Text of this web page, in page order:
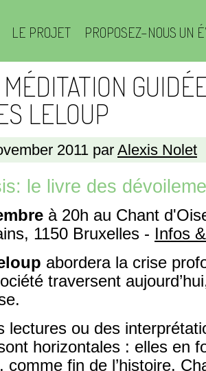
LE PROJET PROPOSEZ-NOUS UN
LELOUP
2011 par Alexis Nolet
le livre des
à 20h au Chant
1150 Bruxelles - Infos
abordera la crise
traversent
lectures ou des
horizontales : elles en
comme fin de l’histoire.